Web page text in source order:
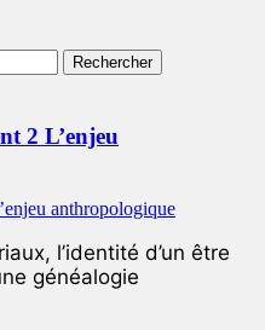
2 L’enjeu
l’identité d’un être
généalogie